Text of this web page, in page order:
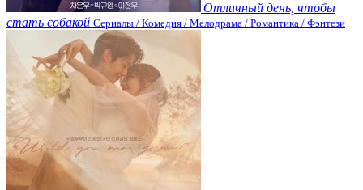
Отличный день, чтобы
стать собакой Сериалы / Комедия / Мелодрама / Романтика / Фэнтези